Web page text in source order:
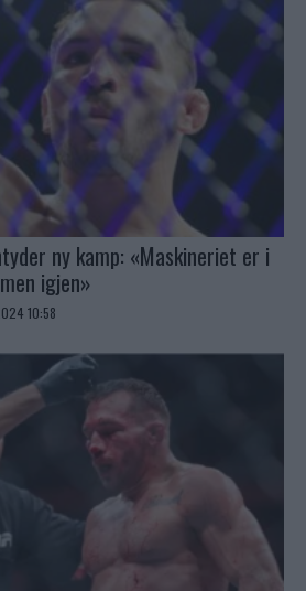
ny kamp: «Maskineriet er i
igjen»
10:58